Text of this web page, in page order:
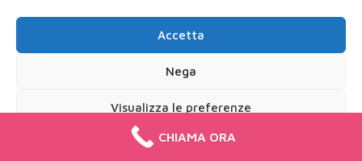
Accetta
Nega
Visualizza le preferenze
Cookie PolicyPrivacy Policy
CHIAMA ORA